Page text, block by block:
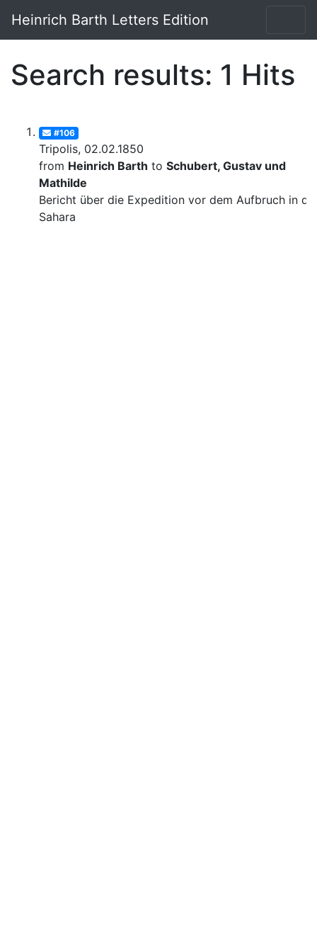
Heinrich Barth Letters Edition
Search results: 1 Hits
#106
Tripolis, 02.02.1850
from Heinrich Barth to Schubert, Gustav und
Mathilde
Bericht über die Expedition vor dem Aufbruch in die
Sahara